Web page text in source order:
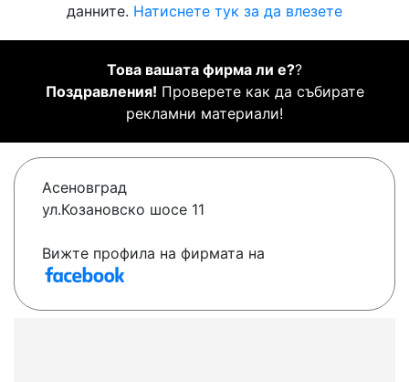
данните. Натиснете тук за да влезете
Това вашата фирма ли е??
Поздравления! Проверете как да събирате
рекламни материали!
Асеновград
ул.Козановско шосе 11
Вижте профила на фирмата на